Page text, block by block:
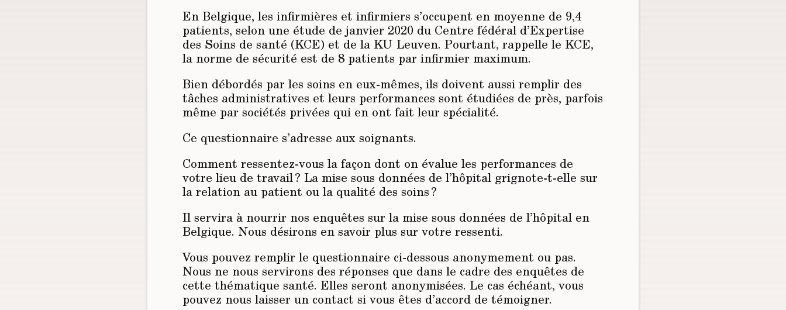
En Belgique, les infirmières et infirmiers s’occupent en moyenne de 9,4
patients, selon une étude de janvier 2020 du Centre fédéral d’Expertise
des Soins de santé (KCE) et de la KU Leuven. Pourtant, rappelle le KCE,
la norme de sécurité est de 8 patients par infirmier maximum.
Bien débordés par les soins en eux-mêmes, ils doivent aussi remplir des
tâches administratives et leurs performances sont étudiées de près, parfois
même par sociétés privées qui en ont fait leur spécialité.
Ce questionnaire s’adresse aux soignants.
Comment ressentez-vous la façon dont on évalue les performances de
votre lieu de travail ? La mise sous données de l’hôpital grignote-t-elle sur
la relation au patient ou la qualité des soins ?
Il servira à nourrir nos enquêtes sur la mise sous données de l’hôpital en
Belgique. Nous désirons en savoir plus sur votre ressenti.
Vous pouvez remplir le questionnaire ci-dessous anonymement ou pas.
Nous ne nous servirons des réponses que dans le cadre des enquêtes de
cette thématique santé. Elles seront anonymisées. Le cas échéant, vous
pouvez nous laisser un contact si vous êtes d’accord de témoigner.